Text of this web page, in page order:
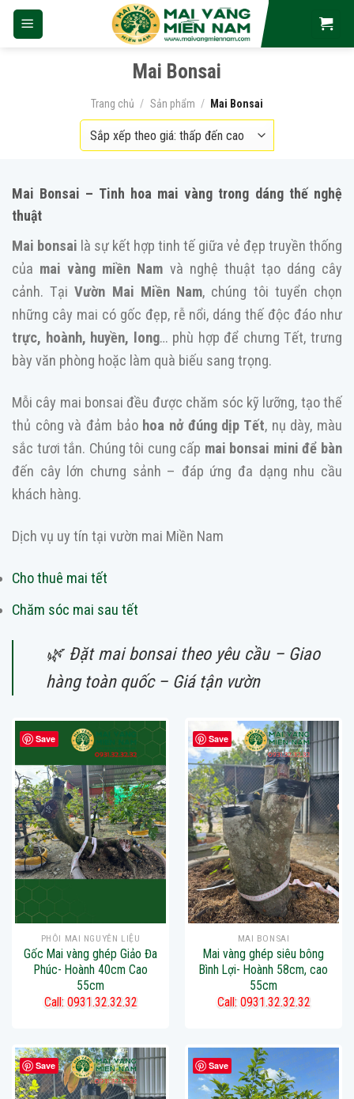
Skip
Mai Bonsai
Trang chủ / Sản phẩm / Mai Bonsai
Mai Bonsai – Tinh hoa mai vàng trong dáng thế nghệ
thuật
Mai bonsai là sự kết hợp tinh tế giữa vẻ đẹp truyền thống
của mai vàng miền Nam và nghệ thuật tạo dáng cây
cảnh. TạiVườn Mai Miền Nam, chúng tôi tuyển chọn
những cây mai có gốc đẹp, rễ nổi, dáng thế độc đáo như
trực, hoành, huyền, long… phù hợp để chưng Tết, trưng
bày văn phòng hoặc làm quà biếu sang trọng.
Mỗi cây mai bonsai đều được chăm sóc kỹ lưỡng, tạo thế
thủ công và đảm bảo hoa nở đúng dịp Tết, nụ dày, màu
sắc tươi tắn. Chúng tôi cung cấp mai bonsai mini để bàn
đến cây lớn chưng sảnh – đáp ứng đa dạng nhu cầu
khách hàng.
Dịch vụ uy tín tại vườn mai Miền Nam
Cho thuê mai tết
Chăm sóc mai sau tết
🌿 Đặt mai bonsai theo yêu cầu – Giao
hàng toàn quốc – Giá tận vườn
Save
PHÔI MAI NGUYÊN LIỆU
Gốc Mai vàng ghép Giảo Đa
Phúc- Hoành 40cm Cao
55cm
Call: 0931.32.32.32
Save
MAI BONSAI
Mai vàng ghép siêu bông
Bình Lợi- Hoành 58cm, cao
55cm
Call: 0931.32.32.32
Save Save